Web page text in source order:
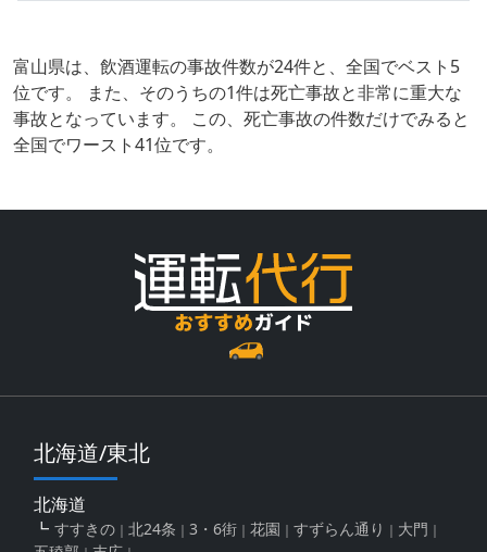
富山県は、飲酒運転の事故件数が24件と、全国でベスト5
位です。 また、そのうちの1件は死亡事故と非常に重大な
事故となっています。 この、死亡事故の件数だけでみると
全国でワースト41位です。
北海道/東北
北海道
すすきの 北24条 3・6街 花園 すずらん通り
大門